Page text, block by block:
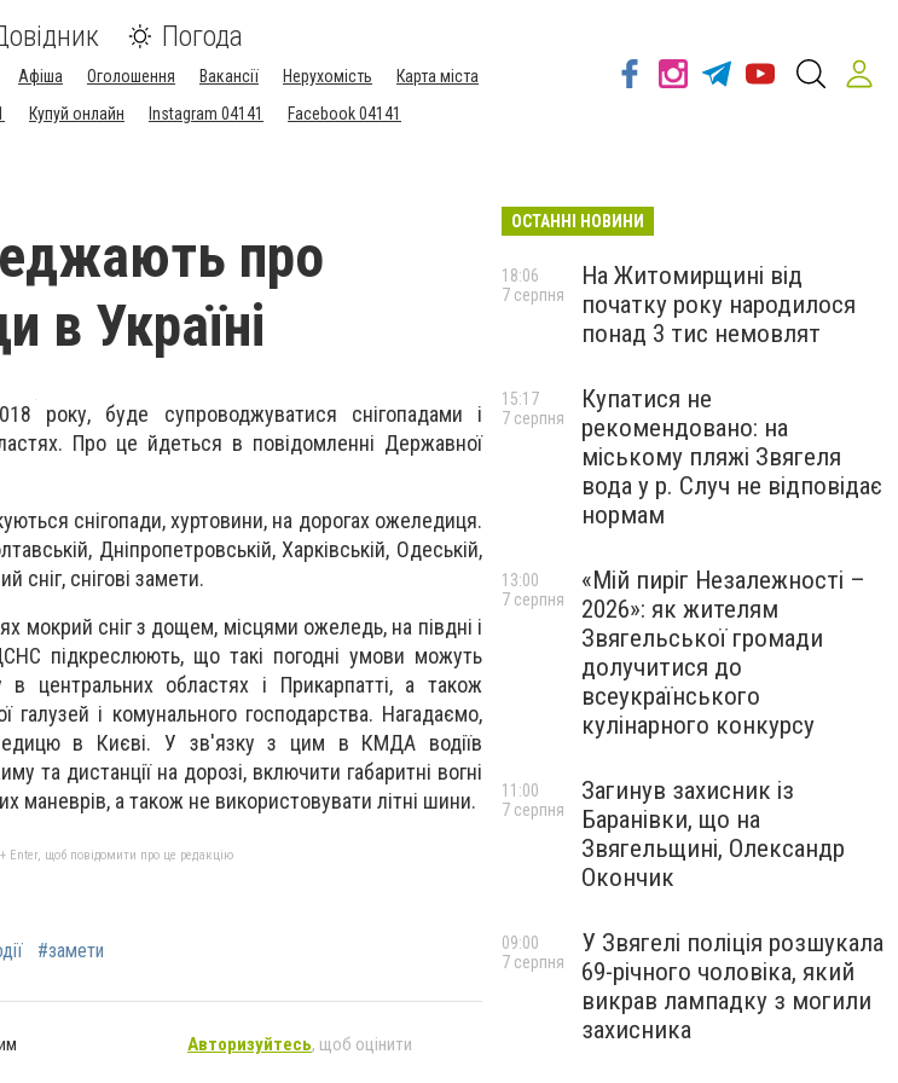
Погода
Афіша Оголошення Вакансії Нерухомість
Карта міста
Купуй онлайн Instagram 04141 Facebook 04141
про
в Україні
року, буде супроводжуватися снігопадами і
Про це йдеться в повідомленні Державної
снігопади, хуртовини, на дорогах ожеледиця.
Дніпропетровській, Харківській, Одеській,
сніг, снігові замети.
мокрий сніг з дощем, місцями ожеледь, на півдні і
підкреслюють, що такі погодні умови можуть
центральних областях і Прикарпатті, а також
галузей і комунального господарства. Нагадаємо,
в Києві. У зв'язку з цим в КМДА водіїв
та дистанції на дорозі, включити габаритні вогні
маневрів, а також не використовувати літні шини.
Enter, щоб повідомити про це редакцію
#замети
Авторизуйтесь, щоб оцінити
ОСТАННІ НОВИНИ
На Житомирщині від
початку року народилося
понад 3 тис немовлят
18:06
7 серпня
Купатися не
рекомендовано: на
міському пляжі Звягеля
вода у р. Случ не відповідає
нормам
15:17
7 серпня
«Мій пиріг Незалежності –
2026»: як жителям
Звягельської громади
долучитися до
всеукраїнського
кулінарного конкурсу
13:00
7 серпня
Загинув захисник із
Баранівки, що на
Звягельщині, Олександр
Окончик
11:00
7 серпня
У Звягелі поліція розшукала
69-річного чоловіка, який
викрав лампадку з могили
захисника
09:00
7 серпня